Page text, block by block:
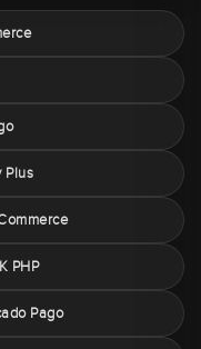
Plus
PHP
Pago